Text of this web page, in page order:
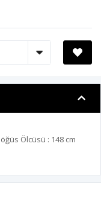
Ölcüsü : 148 cm